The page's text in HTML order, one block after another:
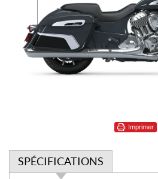
Imprimer
SPÉCIFICATIONS